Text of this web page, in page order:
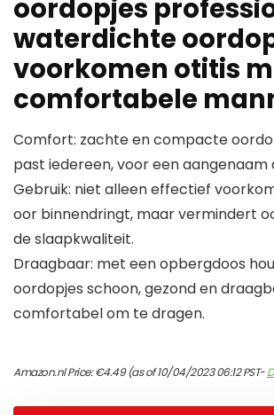
oordopjes
waterdichte
voorkomen otitis
comfortabele
Comfort: zachte en compacte
past iedereen, voor een aangenaam
Gebruik: niet alleen effectief
oor binnendringt, maar vermindert
de slaapkwaliteit.
Draagbaar: met een opbergdoos
oordopjes schoon, gezond en
comfortabel om te dragen.
Amazon.nl Price:€4.49(as of 10/04/2023 06:12 PST-